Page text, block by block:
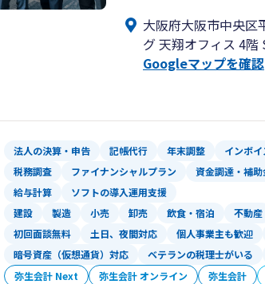
長期的な事業計画、短
案内し”キャッシュフ
また、自社でコミュ
としてサポート可能で
リモート面談も実施し
大阪府大阪市中央区
グ 天翔オフィス 4階
Googleマップを確認
法人の決算・申告 記帳代行 年末調整 インボ
税務調査
ファイナンシャルプラン 資金調達・補
給与計算
ソフトの導入運用支援
建設
製造 小売 卸売 飲食・宿泊 不動産
初回面談無料
土日、夜間対応 個人事業主も歓迎
暗号資産（仮想通貨）対応
ベテランの税理士がいる
弥生会計 Next
弥生会計 オンライン 弥生会計